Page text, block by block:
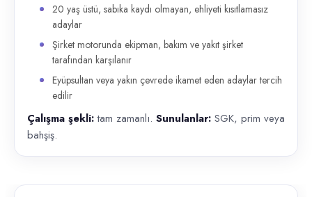
20 yaş üstü, sabıka kaydı olmayan, ehliyeti kısıtlamasız
adaylar
Şirket motorunda ekipman, bakım ve yakıt şirket
tarafından karşılanır
Eyüpsultan veya yakın çevrede ikamet eden adaylar tercih
edilir
Çalışma şekli:tam zamanlı. Sunulanlar: SGK, prim veya
bahşiş.